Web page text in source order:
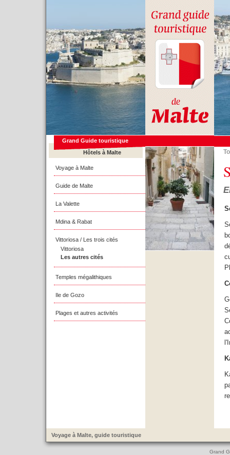
Grand Guide touristique
Hôtels à Malte
Voyage à Malte
Guide de Malte
La Valette
Mdina & Rabat
Vittoriosa / Les trois cités
Vittoriosa
Les autres cités
Temples mégalithiques
Ile de Gozo
Plages et autres activités
Voyage à Malte, guide touristique
Grand